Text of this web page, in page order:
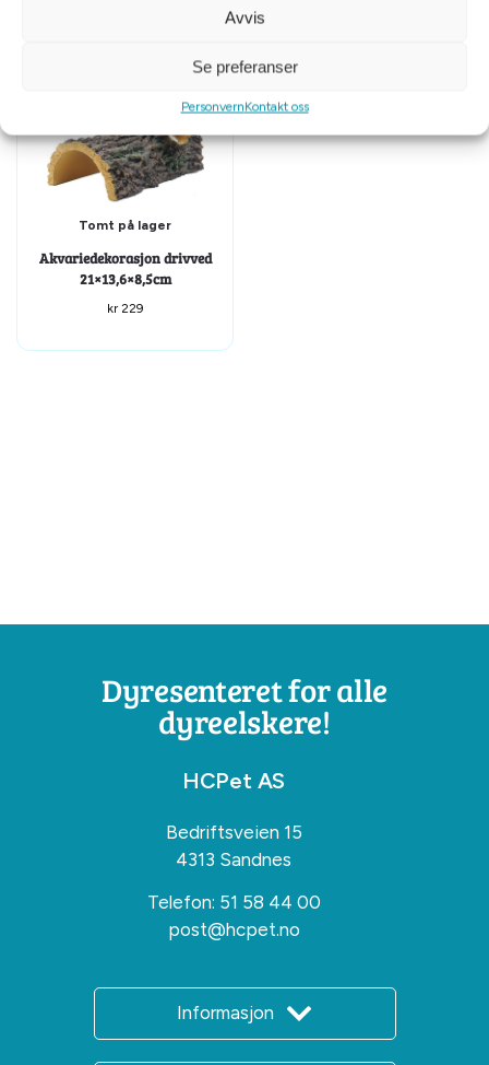
Avvis
Se preferanser
PersonvernKontakt oss
Tomt på lager
Akvariedekorasjon drivved
21×13,6×8,5cm
kr229
Dyresenteret for alle
dyreelskere!
HCPet AS
Bedriftsveien 15
4313 Sandnes
Telefon: 51 58 44 00
post@hcpet.no
Informasjon